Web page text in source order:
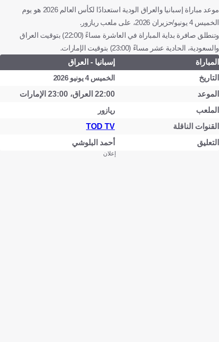
موعد مباراة إسبانيا والعراق الودية استعدادًا لكأس العالم 2026 هو يوم
الخميس 4 يونيو/حزيران 2026، على ملعب ريازور.
وتنطلق صافرة بداية المباراة في العاشرة مساءً (22:00) بتوقيت العراق
والسعودية، الحادية عشر مساءً (23:00) بتوقيت الإمارات.
المباراة
إسبانيا - العراق
التاريخ
الخميس 4 يونيو 2026
الموعد
22:00 العراق، 23:00 الإمارات
الملعب
ريازور
القنوات الناقلة
TOD TV
التعليق
أحمد البلوشي
إعلان